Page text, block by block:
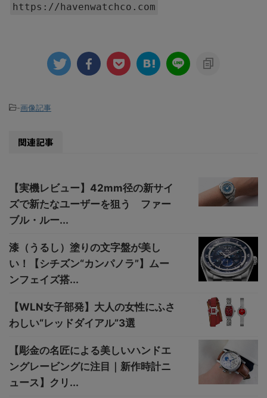
https://havenwatchco.com
-画像記事
関連記事
【実機レビュー】42mm径の新サイ
ズで新たなユーザーを狙う ファー
ブル・ルー...
漆（うるし）塗りの文字盤が美し
い！【シチズン“カンパノラ”】ムー
ンフェイズ搭...
【WLN女子部発】大人の女性にふさ
わしい“レッドダイアル”3選
【彫金の名匠による美しいハンドエ
ングレービングに注目｜新作時計ニ
ュース】クリ...